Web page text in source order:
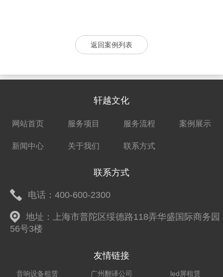
返回案例列表
轩越文化
网站首页 服务项目 服务流程 案例展示
新闻中心 关于我们 联系方式
联系方式
电话：400-600-2300
地址：上海市普陀区绥德路118弄华盛国际商务园
56号3楼
友情链接
音响设备租赁 广州翻译公司 led屏租赁